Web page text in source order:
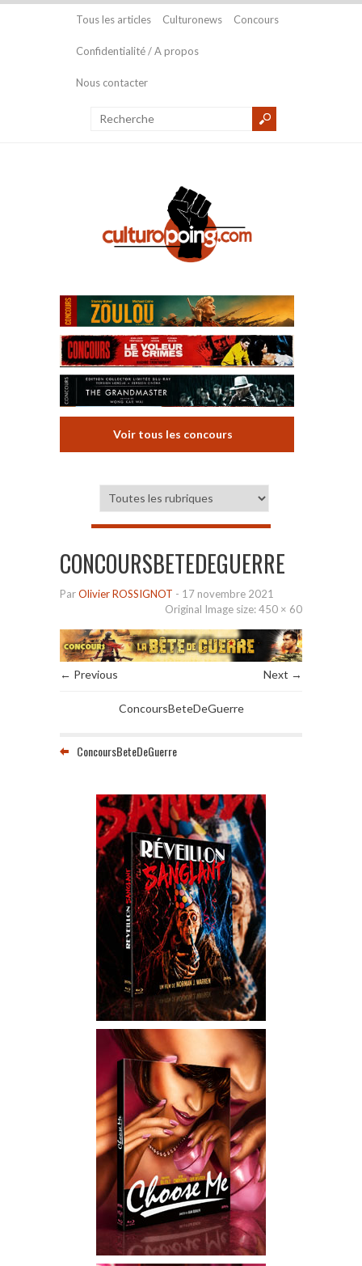
Tous les articles Culturonews Concours
Confidentialité / A propos
Nous contacter
Voir tous les concours
CONCOURSBETEDEGUERRE
ParOlivier ROSSIGNOT - 17 novembre 2021
Original Image size:450 × 60
← Previous Next →
ConcoursBeteDeGuerre
ConcoursBeteDeGuerre